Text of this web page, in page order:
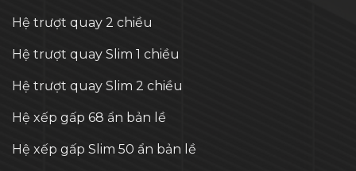
Hệ trượt quay 2 chiều
Hệ trượt quay Slim 1 chiều
Hệ trượt quay Slim 2 chiều
Hệ xếp gấp 68 ẩn bản lề
Hệ xếp gấp Slim 50 ẩn bản lề